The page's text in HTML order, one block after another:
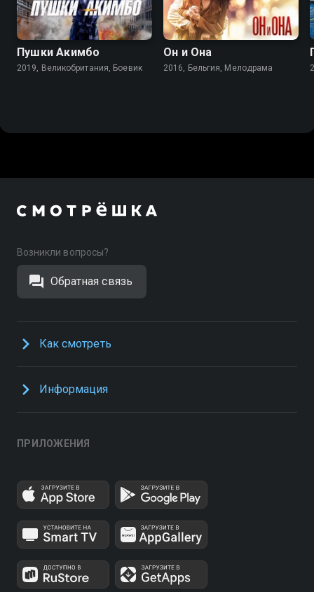
Пушки Акимбо
2019, Великобритания, Боевик
Он и Она
2016, Бельгия, Мелодрама
Возникли вопросы?
Обратная связь
Как смотреть
Информация
ПРИЛОЖЕНИЯ